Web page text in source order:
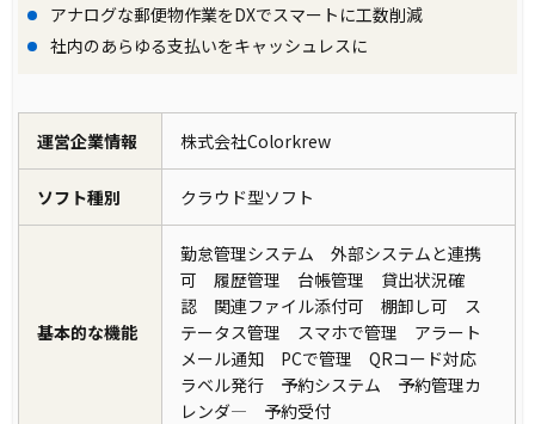
アナログな郵便物作業をDXでスマートに工数削減
社内のあらゆる支払いをキャッシュレスに
運営企業情報 株式会社Colorkrew
ソフト種別 クラウド型ソフト
基本的な機能
勤怠管理システム 外部システムと連携
可 履歴管理 台帳管理 貸出状況確
認 関連ファイル添付可 棚卸し可 ス
テータス管理 スマホで管理 アラート
メール通知 PCで管理 QRコード対応
ラベル発行 予約システム 予約管理カ
レンダ― 予約受付